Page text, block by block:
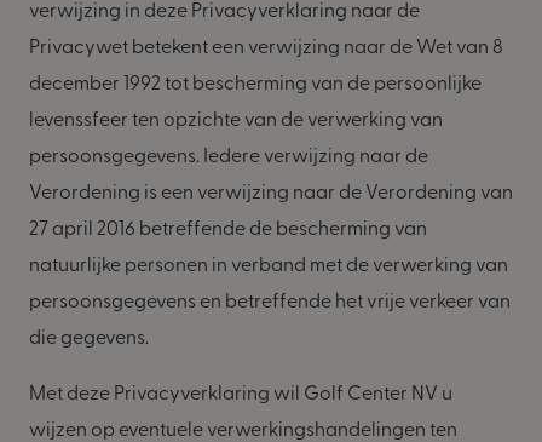
verwijzing in deze Privacyverklaring naar de
Privacywet betekent een verwijzing naar de Wet van 8
december 1992 tot bescherming van de persoonlijke
levenssfeer ten opzichte van de verwerking van
persoonsgegevens. Iedere verwijzing naar de
Verordening is een verwijzing naar de Verordening van
27 april 2016 betreffende de bescherming van
natuurlijke personen in verband met de verwerking van
persoonsgegevens en betreffende het vrije verkeer van
die gegevens.
Met deze Privacyverklaring wil Golf Center NV u
wijzen op eventuele verwerkingshandelingen ten